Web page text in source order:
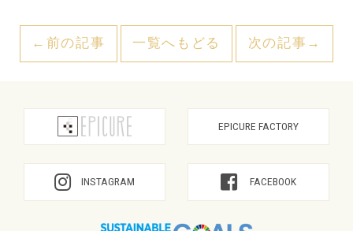
←前の記事 一覧へもどる 次の記事→
EPICURE FACTORY
INSTAGRAM FACEBOOK